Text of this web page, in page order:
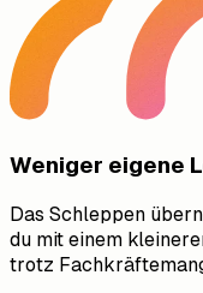
Weniger eigene
Das Schleppen
du mit einem
trotz